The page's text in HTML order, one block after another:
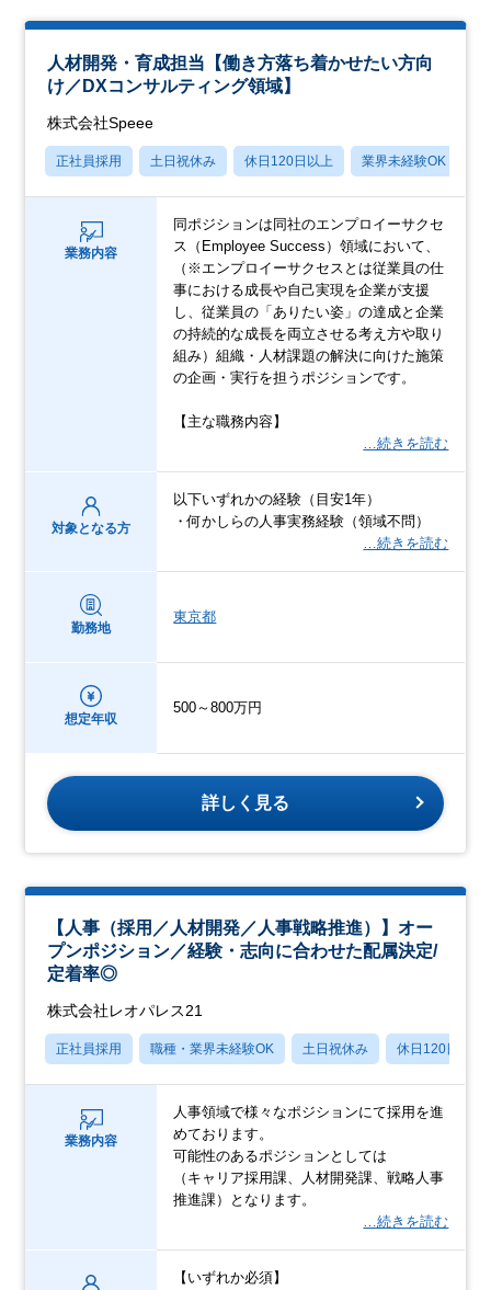
人材開発・育成担当【働き方落ち着かせたい方向
け／DXコンサルティング領域】
株式会社Speee
正社員採用 土日祝休み 休日120日以上 業界未経験OK
業務内容
同ポジションは同社のエンプロイーサクセ
ス（Employee Success）領域において、
（※エンプロイーサクセスとは従業員の仕
事における成長や自己実現を企業が支援
し、従業員の「ありたい姿」の達成と企業
の持続的な成長を両立させる考え方や取り
組み）組織・人材課題の解決に向けた施策
の企画・実行を担うポジションです。
【主な職務内容】
…続きを読む
対象となる方
以下いずれかの経験（目安1年）
・何かしらの人事実務経験（領域不問）
…続きを読む
勤務地
東京都
想定年収
500～800万円
詳しく見る
【人事（採用／人材開発／人事戦略推進）】オー
プンポジション／経験・志向に合わせた配属決定/
定着率◎
株式会社レオパレス21
正社員採用 職種・業界未経験OK 土日祝休み 休日120日以上
業務内容
人事領域で様々なポジションにて採用を進
めております。
可能性のあるポジションとしては
（キャリア採用課、人材開発課、戦略人事
推進課）となります。
…続きを読む
【いずれか必須】